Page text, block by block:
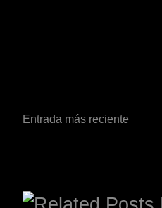
Entrada más reciente